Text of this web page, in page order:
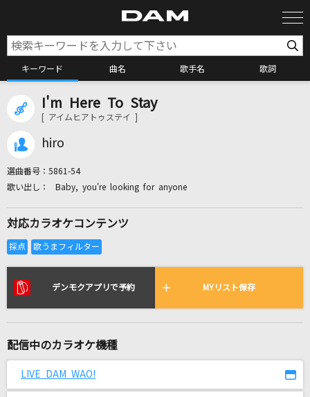
キーワード 曲名 歌手名 歌詞
カラオケ検索
リアルタイムで歌われている曲の一覧
Little Busters!～TV animation ver.～
I'm Here To Stay
[ アイムヒアトゥステイ ]
hiro
選曲番号： 5861-54
Baby, you're looking for anyone
対応カラオケコンテンツ
デンモクアプリで予約 MYリスト保存
配信中のカラオケ機種
LIVE DAM WAO!